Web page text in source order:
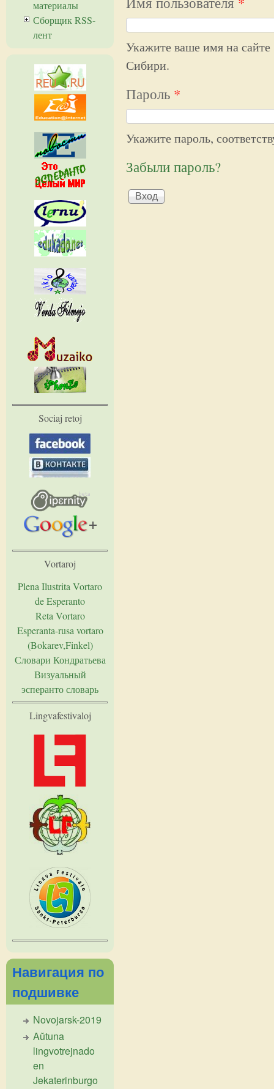
Укажите ваше имя на
Сибири.
Пароль *
Укажите пароль,
Забыли пароль?
материалы
Сборщик RSS-
лент
Sociaj retoj
Vortaroj
Plena Ilustrita Vortaro
de Esperanto
Reta Vortaro
Esperanta-rusa vortaro
(Bokarev,Finkel)
Словари Кондратьева
Визуальный
эсперанто словарь
Lingvafestivaloj
Навигация по
подшивке
Novojarsk-2019
Aŭtuna
lingvotrejnado
en
Jekaterinburgo